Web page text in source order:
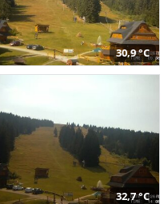
30,9 °C
32,7 °C